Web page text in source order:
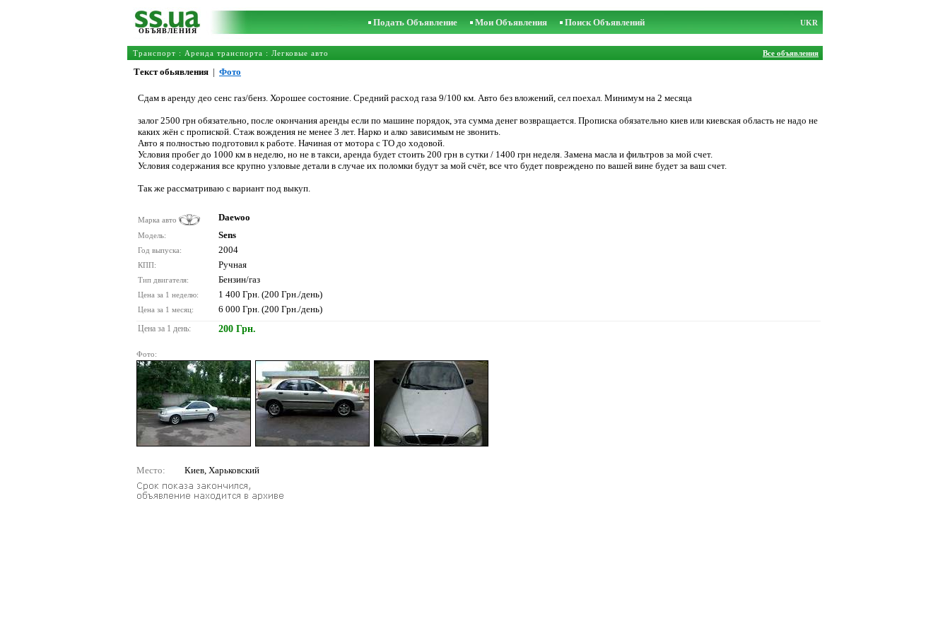
ОБЪЯВЛЕНИЯ
Подать Объявление Мои Объявления Поиск Объявлений UKR
Транспорт : Аренда транспорта : Легковые авто Все объявления
Текст обьявления | Фото
Сдам в аренду део сенс газ/бенз. Хорошее состояние. Средний расход газа 9/100 км. Авто без вложений, сел поехал. Минимум на 2 месяца
залог 2500 грн обязательно, после окончания аренды если по машине порядок, эта сумма денег возвращается. Прописка обязательно киев или киевская область не надо не
каких жён с пропиской. Стаж вождения не менее 3 лет. Нарко и алко зависимым не звонить.
Авто я полностью подготовил к работе. Начиная от мотора с ТО до ходовой.
Условия пробег до 1000 км в неделю, но не в такси, аренда будет стоить 200 грн в сутки / 1400 грн неделя. Замена масла и фильтров за мой счет.
Условия содержания все крупно узловые детали в случае их поломки будут за мой счёт, все что будет повреждено по вашей вине будет за ваш счет.
Так же рассматриваю с вариант под выкуп.
Марка авто Daewoo
Модель: Sens
Год выпуска: 2004
КПП: Ручная
Тип двигателя: Бензин/газ
Цена за 1 неделю: 1 400 Грн. (200 Грн./день)
Цена за 1 месяц: 6 000 Грн. (200 Грн./день)
Цена за 1 день: 200 Грн.
Фото:
Место: Киев, Харьковский